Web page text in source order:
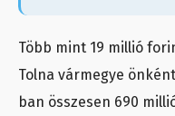
Több mint 19 millió
Tolna vármegye
ban összesen 690